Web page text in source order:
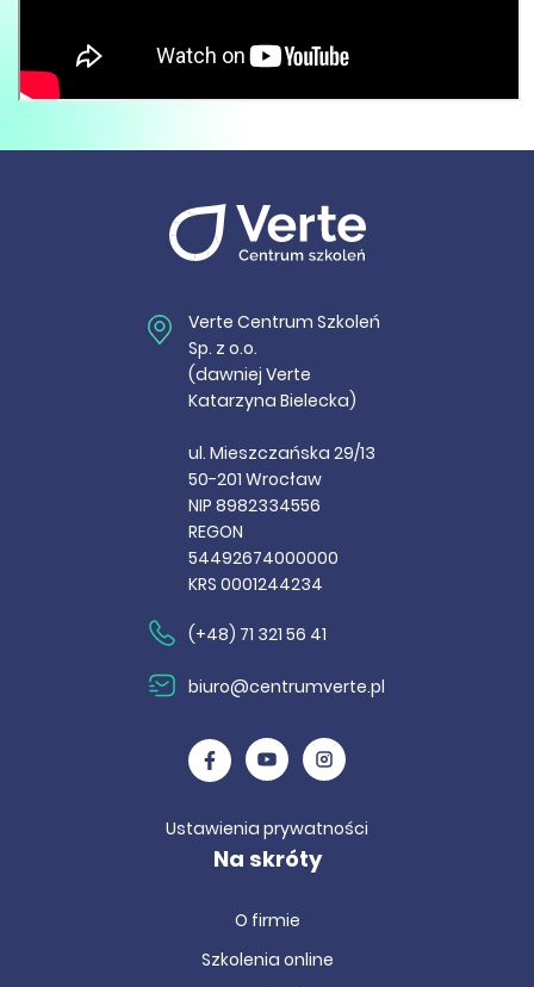
Verte Centrum Szkoleń
Sp. z o.o.
(dawniej Verte
Katarzyna Bielecka)
ul. Mieszczańska 29/13
50-201 Wrocław
NIP 8982334556
REGON
54492674000000
KRS 0001244234
(+48) 71 321 56 41
biuro@centrumverte.pl
Ustawienia prywatności
Na skróty
O firmie
Szkolenia online